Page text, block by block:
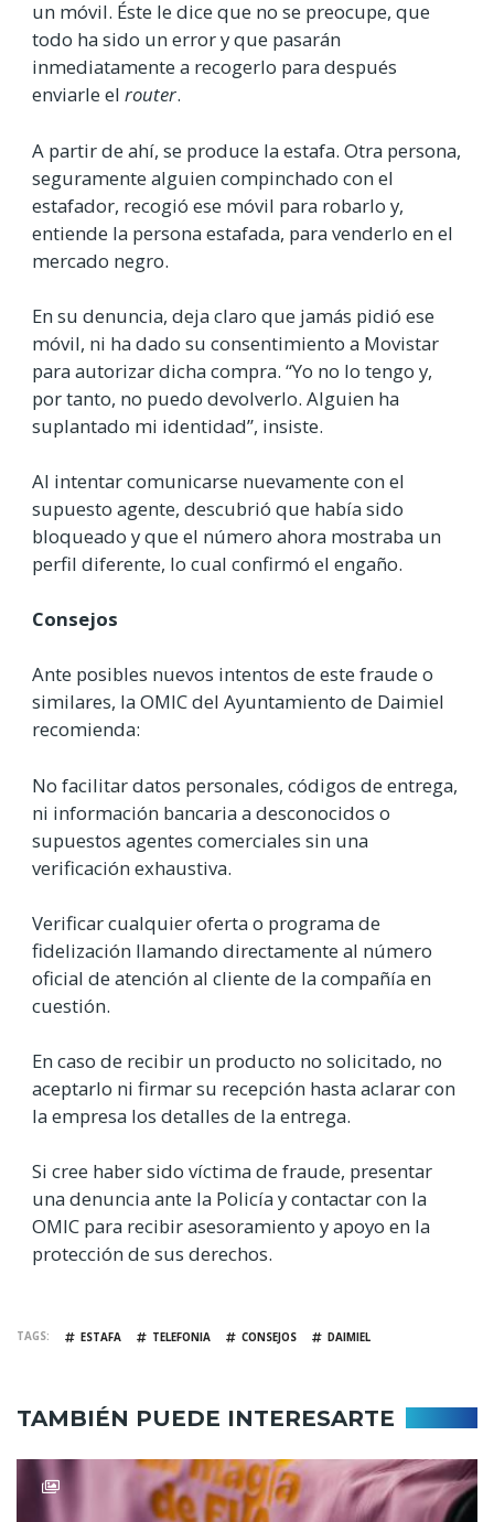
un móvil. Éste le dice que no se preocupe, que
todo ha sido un error y que pasarán
inmediatamente a recogerlo para después
enviarle el router.
A partir de ahí, se produce la estafa. Otra persona,
seguramente alguien compinchado con el
estafador, recogió ese móvil para robarlo y,
entiende la persona estafada, para venderlo en el
mercado negro.
En su denuncia, deja claro que jamás pidió ese
móvil, ni ha dado su consentimiento a Movistar
para autorizar dicha compra. “Yo no lo tengo y,
por tanto, no puedo devolverlo. Alguien ha
suplantado mi identidad”, insiste.
Al intentar comunicarse nuevamente con el
supuesto agente, descubrió que había sido
bloqueado y que el número ahora mostraba un
perfil diferente, lo cual confirmó el engaño.
Consejos
Ante posibles nuevos intentos de este fraude o
similares, la OMIC del Ayuntamiento de Daimiel
recomienda:
No facilitar datos personales, códigos de entrega,
ni información bancaria a desconocidos o
supuestos agentes comerciales sin una
verificación exhaustiva.
Verificar cualquier oferta o programa de
fidelización llamando directamente al número
oficial de atención al cliente de la compañía en
cuestión.
En caso de recibir un producto no solicitado, no
aceptarlo ni firmar su recepción hasta aclarar con
la empresa los detalles de la entrega.
Si cree haber sido víctima de fraude, presentar
una denuncia ante la Policía y contactar con la
OMIC para recibir asesoramiento y apoyo en la
protección de sus derechos.
TAGS ESTAFA TELEFONIA CONSEJOS DAIMIEL
TAMBIÉN PUEDE INTERESARTE